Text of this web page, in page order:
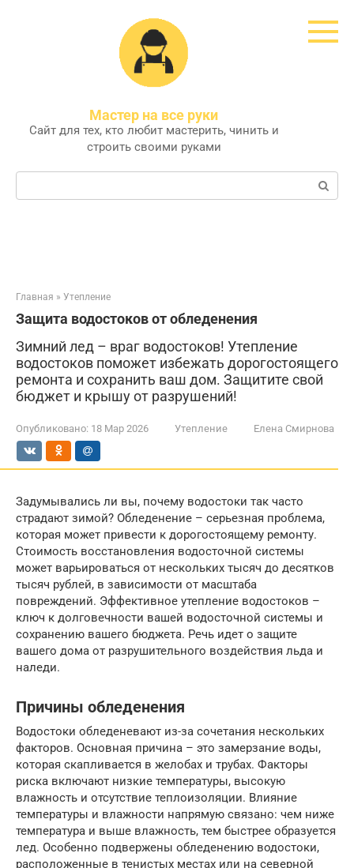
Мастер на все руки
Сайт для тех, кто любит мастерить, чинить и
строить своими руками
Поиск:
Главная » Утепление
Защита водостоков от обледенения
Зимний лед – враг водостоков! Утепление
водостоков поможет избежать дорогостоящего
ремонта и сохранить ваш дом. Защитите свой
бюджет и крышу от разрушений!
Опубликовано: 18 Мар 2026 Утепление Елена Смирнова
Задумывались ли вы, почему водостоки так часто
страдают зимой? Обледенение – серьезная проблема,
которая может привести к дорогостоящему ремонту.
Стоимость восстановления водосточной системы
может варьироваться от нескольких тысяч до десятков
тысяч рублей, в зависимости от масштаба
повреждений. Эффективное утепление водостоков –
ключ к долговечности вашей водосточной системы и
сохранению вашего бюджета. Речь идет о защите
вашего дома от разрушительного воздействия льда и
наледи.
Причины обледенения
Водостоки обледеневают из-за сочетания нескольких
факторов. Основная причина – это замерзание воды,
которая скапливается в желобах и трубах. Факторы
риска включают низкие температуры, высокую
влажность и отсутствие теплоизоляции. Влияние
температуры и влажности напрямую связано: чем ниже
температура и выше влажность, тем быстрее образуется
лед. Особенно подвержены обледенению водостоки,
расположенные в тенистых местах или на северной